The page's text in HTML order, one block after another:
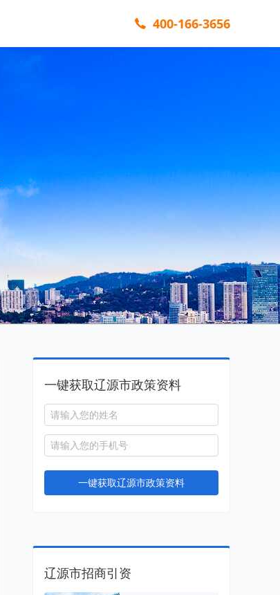
400-166-3656
一键获取辽源市政策资料
一键获取辽源市政策资料
辽源市招商引资